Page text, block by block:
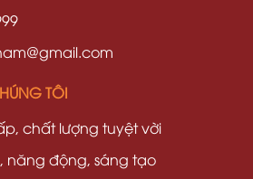
TÔI
chất lượng tuyệt vời
năng động, sáng tạo